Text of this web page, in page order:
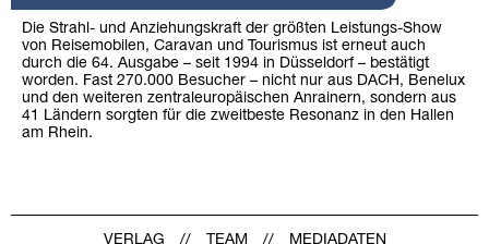
Die Strahl- und Anziehungskraft der größten Leistungs-Show
von Reisemobilen, Caravan und Tourismus ist erneut auch
durch die 64. Ausgabe – seit 1994 in Düsseldorf – bestätigt
worden. Fast 270.000 Besucher – nicht nur aus DACH, Benelux
und den weiteren zentraleuropäischen Anrainern, sondern aus
41 Ländern sorgten für die zweitbeste Resonanz in den Hallen
am Rhein.
VERLAG TEAM MEDIADATEN